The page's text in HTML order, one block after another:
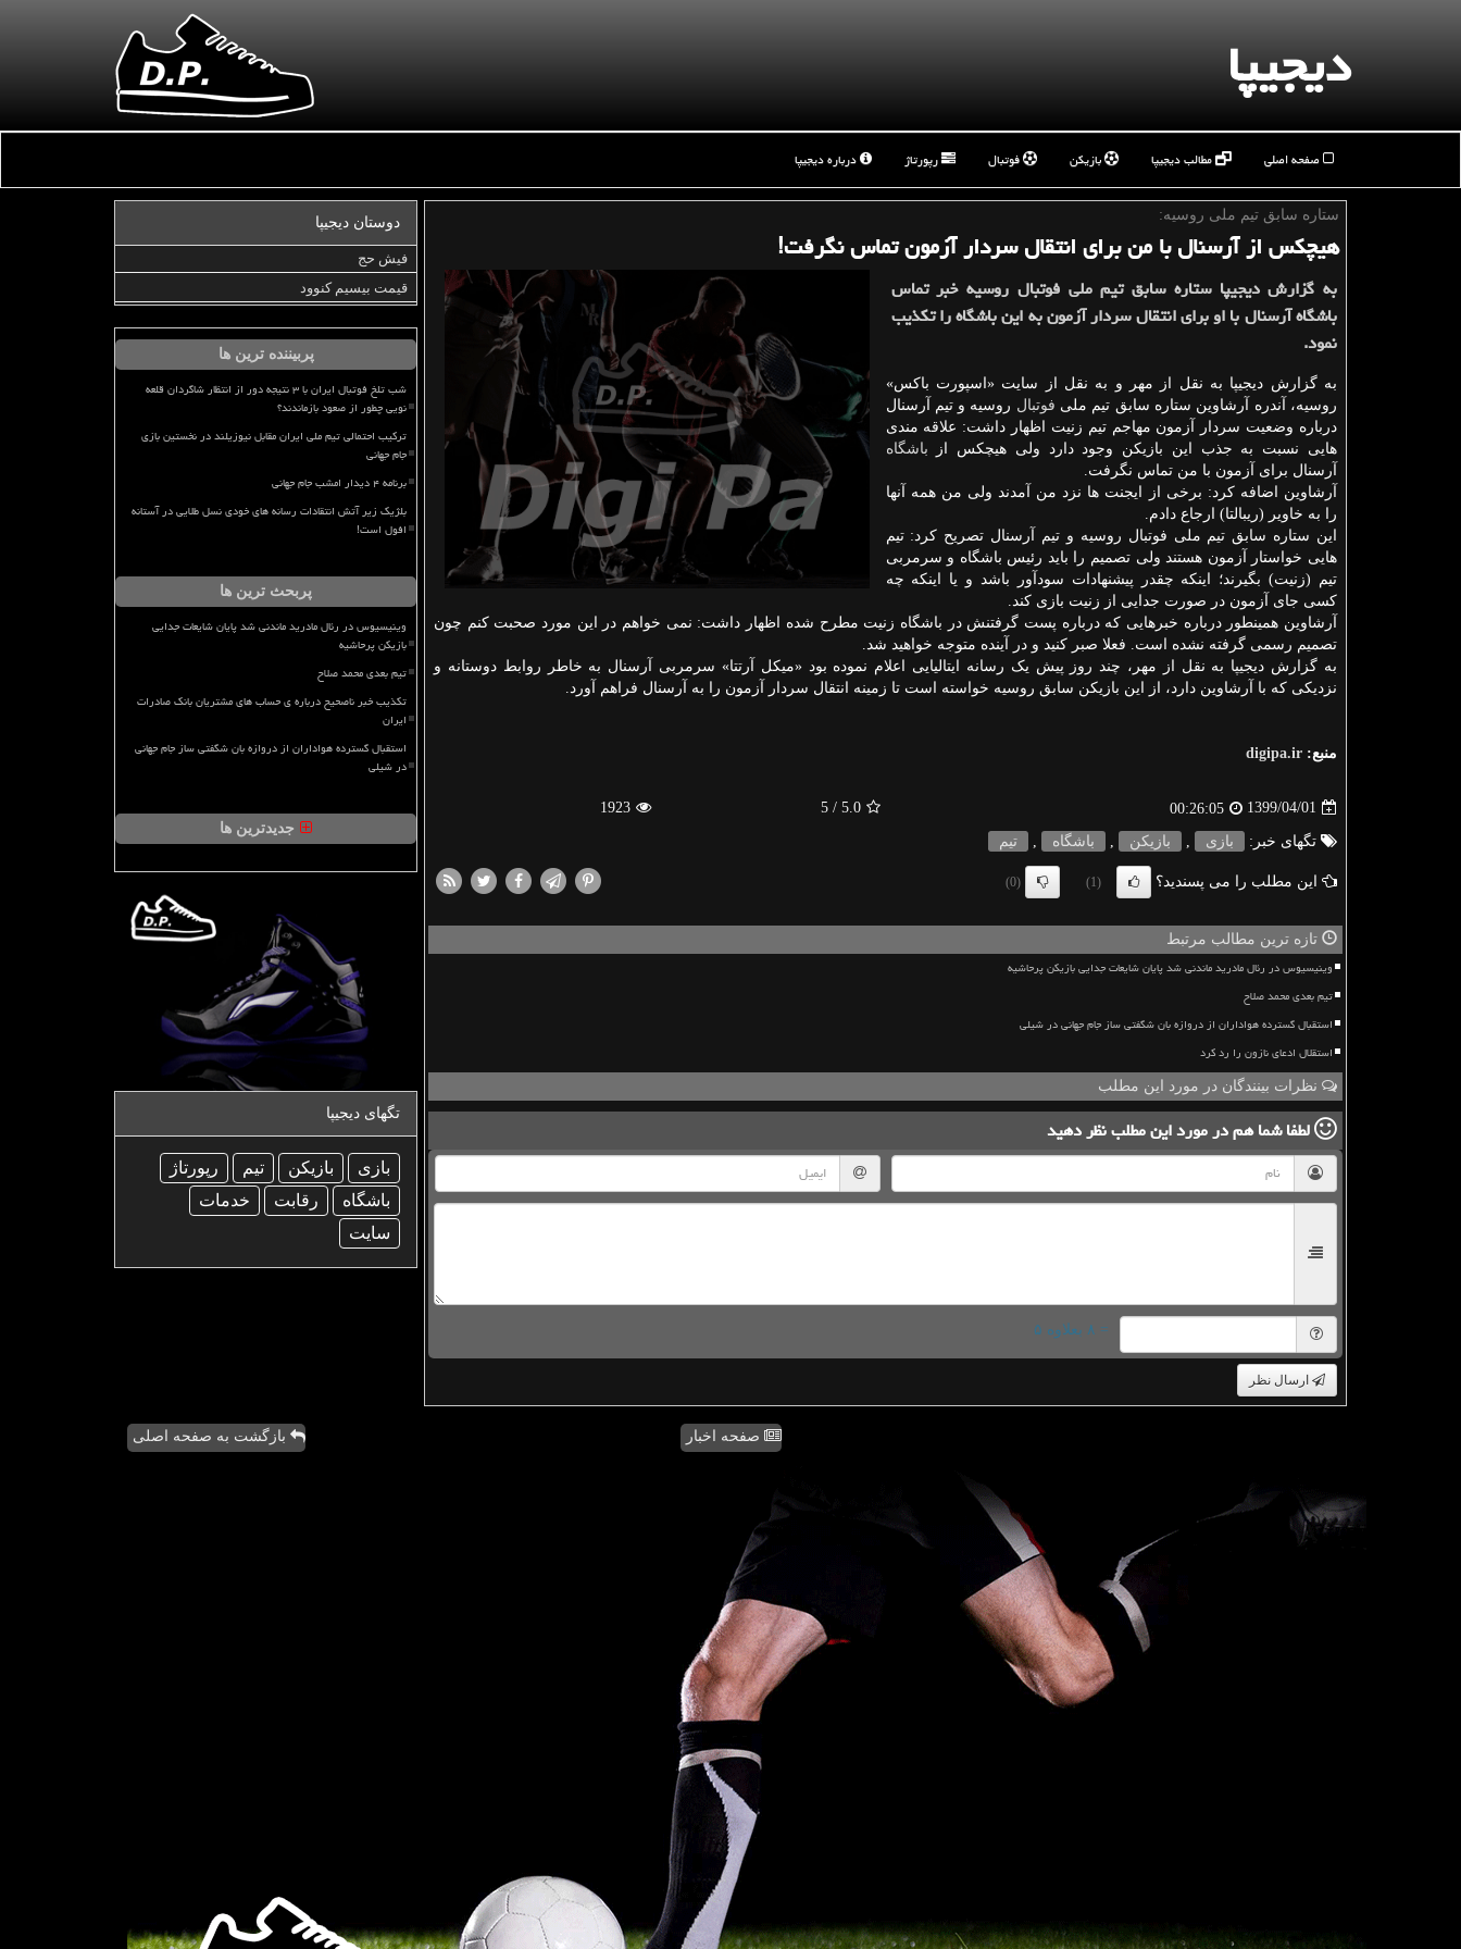
دیجیپا
صفحه اصلی مطالب دیجیپا بازیکن فوتبال رپورتاژ درباره دیجیپا
ستاره سابق تیم ملی روسیه:
هیچكس از آرسنال با من برای انتقال سردار آزمون تماس نگرفت!
به گزارش دیجیپا ستاره سابق تیم ملی فوتبال روسیه خبر تماس
باشگاه آرسنال با او برای انتقال سردار آزمون به این باشگاه را تكذیب
نمود.
به گزارش دیجیپا به نقل از مهر و به نقل از سایت «اسپورت باکس»
روسیه، آندره آرشاوین ستاره سابق تیم ملی فوتبال روسیه و تیم آرسنال
درباره وضعیت سردار آزمون مهاجم تیم زنیت اظهار داشت: علاقه مندی
هایی نسبت به جذب این بازیکن وجود دارد ولی هیچکس از باشگاه
آرسنال برای آزمون با من تماس نگرفت.
آرشاوین اضافه کرد: برخی از ایجنت ها نزد من آمدند ولی من همه آنها
را به خاویر (ریبالتا) ارجاع دادم.
این ستاره سابق تیم ملی فوتبال روسیه و تیم آرسنال تصریح کرد: تیم
هایی خواستار آزمون هستند ولی تصمیم را باید رئیس باشگاه و سرمربی
تیم (زنیت) بگیرند؛ اینکه چقدر پیشنهادات سودآور باشد و یا اینکه چه
کسی جای آزمون در صورت جدایی از زنیت بازی کند.
آرشاوین همینطور درباره خبرهایی که درباره پست گرفتنش در باشگاه زنیت مطرح شده اظهار داشت: نمی خواهم در این مورد صحبت کنم چون
تصمیم رسمی گرفته نشده است. فعلا صبر کنید و در آینده متوجه خواهید شد.
به گزارش دیجیپا به نقل از مهر، چند روز پیش یک رسانه ایتالیایی اعلام نموده بود «میکل آرتتا» سرمربی آرسنال به خاطر روابط دوستانه و
نزدیکی که با آرشاوین دارد، از این بازیکن سابق روسیه خواسته است تا زمینه انتقال سردار آزمون را به آرسنال فراهم آورد.
منبع: digipa.ir
1399/04/01
00:26:05
5.0
/ 5
1923
تگهای خبر: بازی بازیكن باشگاه تیم
این مطلب را می پسندید؟ (1)
(0)
تازه ترین مطالب مرتبط
وینیسیوس در رئال مادرید ماندنی شد پایان شایعات جدایی بازیکن پرحاشیه
تیم بعدی محمد صلاح
استقبال گسترده هواداران از دروازه بان شگفتی ساز جام جهانی در شیلی
استقلال ادعای نازون را رد کرد
نظرات بینندگان در مورد این مطلب
لطفا شما همدر مورد این مطلبنظر دهید
= ۸ بعلاوه ۵
ارسال نظر
دوستان دیجیپا
فیش حج
قیمت بیسیم کنوود
پربیننده ترین ها
شب تلخ فوتبال ایران با ۳ نتیجه دور از انتظار شاگردان قلعه
نویی چطور از صعود بازماندند؟
ترکیب احتمالی تیم ملی ایران مقابل نیوزیلند در نخستین بازی
جام جهانی
برنامه ۴ دیدار امشب جام جهانی
بلژیک زیر آتش انتقادات رسانه های خودی نسل طلایی در آستانه
افول است!
پربحث ترین ها
وینیسیوس در رئال مادرید ماندنی شد پایان شایعات جدایی
بازیکن پرحاشیه
تیم بعدی محمد صلاح
تکذیب خبر ناصحیح درباره ی حساب های مشتریان بانک صادرات
ایران
استقبال گسترده هواداران از دروازه بان شگفتی ساز جام جهانی
در شیلی
جدیدترین ها
تگهای دیجیپا
بازی بازیكن تیم
رپورتاژ
باشگاه
رقابت
خدمات
سایت
صفحه اخبار بازگشت به صفحه اصلی